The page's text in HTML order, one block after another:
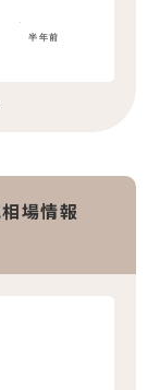
半年前
場情報